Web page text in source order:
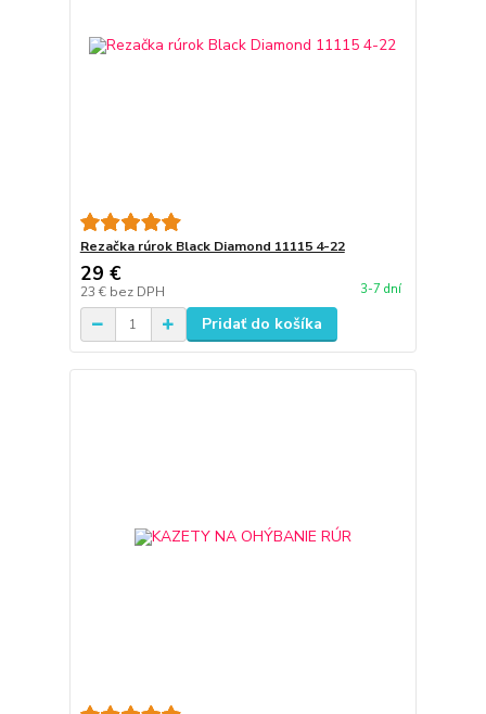
Rezačka rúrok Black Diamond 11115 4-22
29 €
23 € bez DPH 3-7 dní
Pridať do košíka